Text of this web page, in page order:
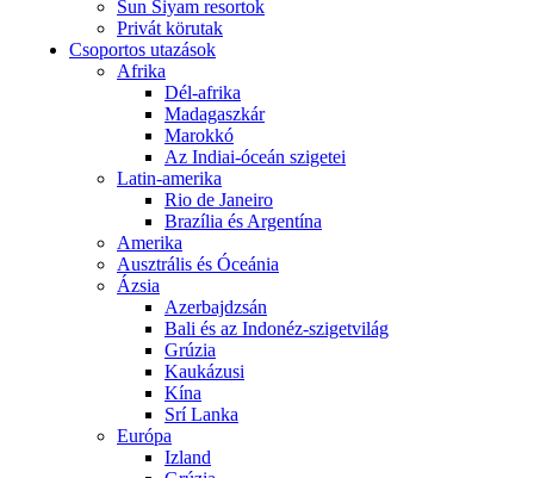
Sun Siyam resortok
Privát körutak
Csoportos utazások
Afrika
Dél-afrika
Madagaszkár
Marokkó
Az Indiai-óceán szigetei
Latin-amerika
Rio de Janeiro
Brazília és Argentína
Amerika
Ausztrális és Óceánia
Ázsia
Azerbajdzsán
Bali és az Indonéz-szigetvilág
Grúzia
Kaukázusi
Kína
Srí Lanka
Európa
Izland